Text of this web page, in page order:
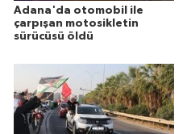
Adana'da otomobil ile
çarpışan motosikletin
sürücüsü öldü